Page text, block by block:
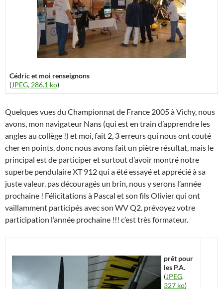
Cédric et moi renseignons
(JPEG, 286.1 ko)
Quelques vues du Championnat de France 2005 à Vichy, nous
avons, mon navigateur Nans (qui est en train d’apprendre les
angles au collège !) et moi, fait 2, 3 erreurs qui nous ont couté
cher en points, donc nous avons fait un piètre résultat, mais le
principal est de participer et surtout d’avoir montré notre
superbe pendulaire XT 912 qui a été essayé et apprécié à sa
juste valeur. pas découragés un brin, nous y serons l’année
prochaine ! Félicitations à Pascal et son fils Olivier qui ont
vaillamment participés avec son WV Q2. prévoyez votre
participation l’année prochaine !!! c’est très formateur.
prêt pour
les P.A.
(JPEG,
327 ko)